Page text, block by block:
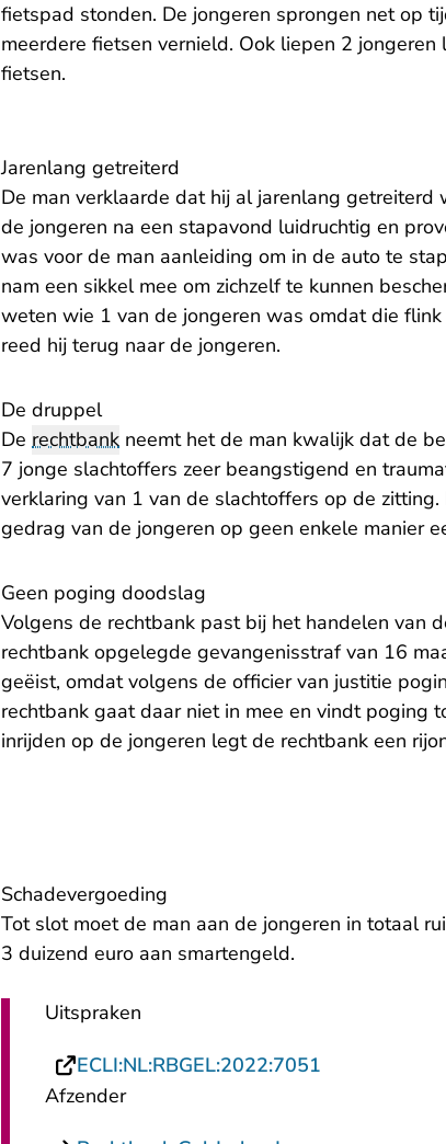
fietspad stonden. De jongeren sprongen net op
meerdere fietsen vernield. Ook liepen 2
fietsen.
Jarenlang getreiterd
De man verklaarde dat hij al jarenlang
de jongeren na een stapavond luidruchtig en
was voor de man aanleiding om in de auto te
nam een sikkel mee om zichzelf te kunnen
weten wie 1 van de jongeren was omdat die
reed hij terug naar de jongeren.
De druppel
De rechtbank neemt het de man kwalijk dat de
7 jonge slachtoffers zeer beangstigend en
verklaring van 1 van de slachtoffers op de
gedrag van de jongeren op geen enkele manier
Geen poging doodslag
Volgens de rechtbank past bij het handelen van
rechtbank opgelegde gevangenisstraf van 16
geëist, omdat volgens de officier van justitie
rechtbank gaat daar niet in mee en vindt poging
inrijden op de jongeren legt de rechtbank een
Schadevergoeding
Tot slot moet de man aan de jongeren in totaal
3 duizend euro aan smartengeld.
Uitspraken
ECLI:NL:RBGEL:2022:7051
Afzender